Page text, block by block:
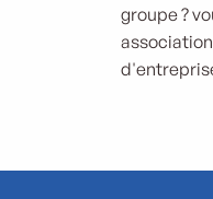
groupe ?